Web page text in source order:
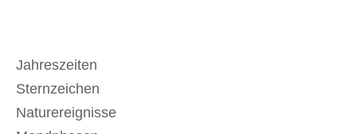
Jahreszeiten
Sternzeichen
Naturereignisse